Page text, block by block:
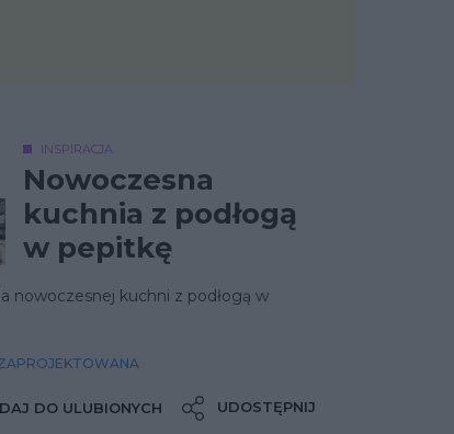
INSPIRACJA
Nowoczesna
kuchnia z podłogą
w pepitkę
nowoczesnej kuchni z podłogą w
DO ULUBIONYCH UDOSTĘPNIJ